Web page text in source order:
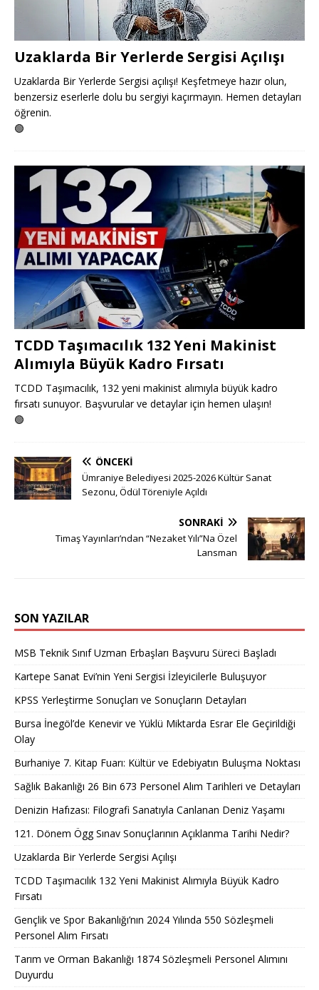
Uzaklarda Bir Yerlerde Sergisi Açılışı
Uzaklarda Bir Yerlerde Sergisi açılışı! Keşfetmeye hazır olun,
benzersiz eserlerle dolu bu sergiyi kaçırmayın. Hemen detayları
öğrenin.
🟢
TCDD Taşımacılık 132 Yeni Makinist
Alımıyla Büyük Kadro Fırsatı
TCDD Taşımacılık, 132 yeni makinist alımıyla büyük kadro
fırsatı sunuyor. Başvurular ve detaylar için hemen ulaşın!
🟢
ÖNCEKI
Ümraniye Belediyesi 2025-2026 Kültür Sanat
Sezonu, Ödül Töreniyle Açıldı
SONRAKI
Timaş Yayınları’ndan “Nezaket Yılı”Na Özel
Lansman
SON YAZILAR
MSB Teknik Sınıf Uzman Erbaşları Başvuru Süreci Başladı
Kartepe Sanat Evi’nin Yeni Sergisi İzleyicilerle Buluşuyor
KPSS Yerleştirme Sonuçları ve Sonuçların Detayları
Bursa İnegöl’de Kenevir ve Yüklü Miktarda Esrar Ele Geçirildiği
Olay
Burhaniye 7. Kitap Fuarı: Kültür ve Edebiyatın Buluşma Noktası
Sağlık Bakanlığı 26 Bin 673 Personel Alım Tarihleri ve Detayları
Denizin Hafızası: Filografi Sanatıyla Canlanan Deniz Yaşamı
121. Dönem Ögg Sınav Sonuçlarının Açıklanma Tarihi Nedir?
Uzaklarda Bir Yerlerde Sergisi Açılışı
TCDD Taşımacılık 132 Yeni Makinist Alımıyla Büyük Kadro
Fırsatı
Gençlik ve Spor Bakanlığı’nın 2024 Yılında 550 Sözleşmeli
Personel Alım Fırsatı
Tarım ve Orman Bakanlığı 1874 Sözleşmeli Personel Alımını
Duyurdu